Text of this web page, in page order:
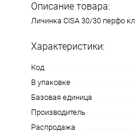
Описание товара:
Личинка CISA 30/30 перфо
Характеристики:
Код
В упаковке
Базовая единица
Производитель
Распродажа